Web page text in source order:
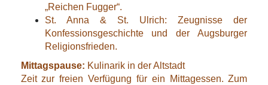
„Reichen Fugger“.
St. Anna & St. Ulrich: Zeugnisse der
Konfessionsgeschichte und der Augsburger
Religionsfrieden.
Mittagspause: Kulinarik in der Altstadt
Zeit zur freien Verfügung für ein Mittagessen. Zum